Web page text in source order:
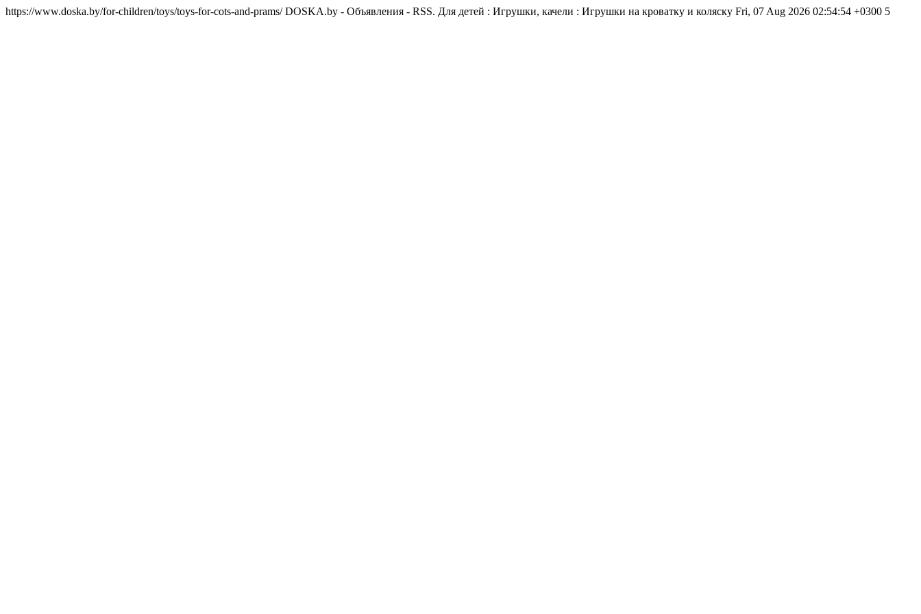
https://www.doska.by/for-children/toys/toys-for-cots-and-prams/DOSKA.by - Объявления - RSS. Для детей : Игрушки, качели : Игрушки на кроватку и коляску Fri, 07 Aug 2026 02:54:54 +0300 5